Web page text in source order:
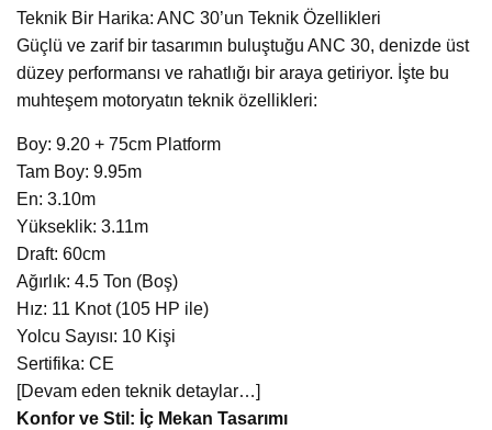
Teknik Bir Harika: ANC 30’un Teknik Özellikleri
Güçlü ve zarif bir tasarımın buluştuğu ANC 30, denizde üst
düzey performansı ve rahatlığı bir araya getiriyor. İşte bu
muhteşem motoryatın teknik özellikleri:
Boy: 9.20 + 75cm Platform
Tam Boy: 9.95m
En: 3.10m
Yükseklik: 3.11m
Draft: 60cm
Ağırlık: 4.5 Ton (Boş)
Hız: 11 Knot (105 HP ile)
Yolcu Sayısı: 10 Kişi
Sertifika: CE
[Devam eden teknik detaylar…]
Konfor ve Stil: İç Mekan Tasarımı